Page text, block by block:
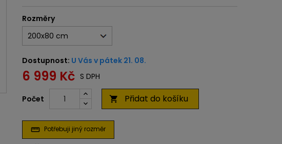
Rozměry
Dostupnost: U Vás v pátek 21. 08.
6 999 Kč S DPH
Počet  Přidat do košíku
straighten Potřebuji jiný rozměr